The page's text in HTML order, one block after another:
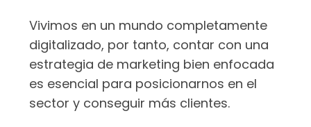
Vivimos en un mundo completamente
digitalizado, por tanto, contar con una
estrategia de marketing bien enfocada
es esencial para posicionarnos en el
sector y conseguir más clientes.